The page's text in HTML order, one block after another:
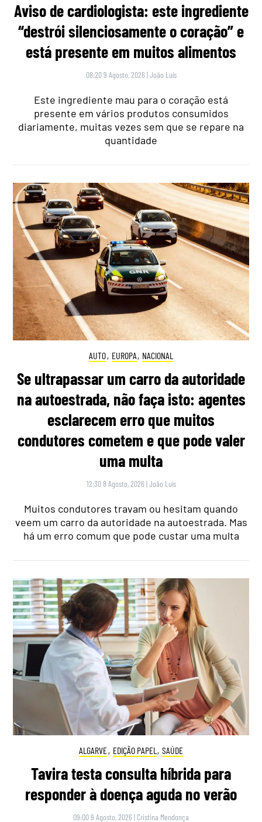
Aviso de cardiologista: este ingrediente
“destrói silenciosamente o coração” e
está presente em muitos alimentos
08:20 9 Agosto, 2026 |João Luís
Este ingrediente mau para o coração está
presente em vários produtos consumidos
diariamente, muitas vezes sem que se repare na
quantidade
AUTO, EUROPA, NACIONAL
Se ultrapassar um carro da autoridade
na autoestrada, não faça isto: agentes
esclarecem erro que muitos
condutores cometem e que pode valer
uma multa
12:30 8 Agosto, 2026 |João Luís
Muitos condutores travam ou hesitam quando
veem um carro da autoridade na autoestrada. Mas
há um erro comum que pode custar uma multa
ALGARVE, EDIÇÃO PAPEL , SAÚDE
Tavira testa consulta híbrida para
responder à doença aguda no verão
09:00 9 Agosto, 2026 | Cristina Mendonça